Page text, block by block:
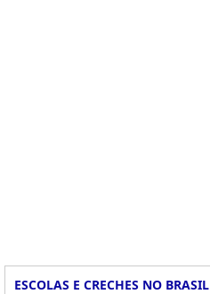
ESCOLAS E CRECHES NO BRASIL